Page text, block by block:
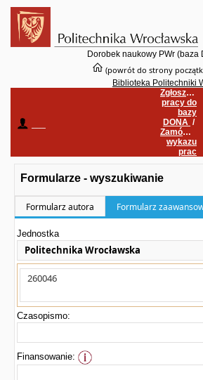
Dorobek naukowy PWr (baza
(powrót do strony
Biblioteka Politechniki
Zgłoszenie
pracy do
bazy
DONA /
Zamówienie
wykazu
prac
Formularze - wyszukiwanie
Formularz autora Formularz
Jednostka
Politechnika Wrocławska
Czasopismo:
Finansowanie: